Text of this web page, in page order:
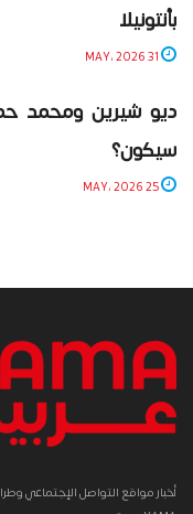
بأنتونيلا
ديو شيرين ومحمد
سيكون؟
أخبار مواقع التواصل الإجتماعي